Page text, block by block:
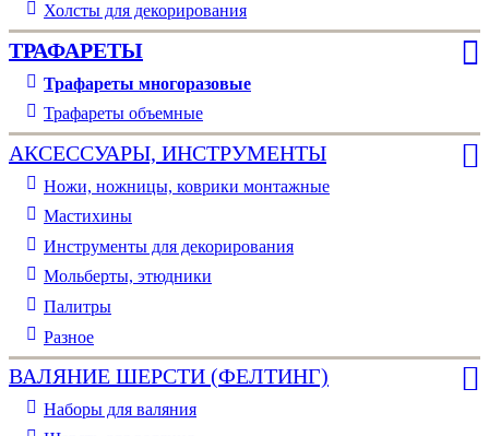
Холсты для декорирования
ТРАФАРЕТЫ
Трафареты многоразовые
Трафареты объемные
АКСЕССУАРЫ, ИНСТРУМЕНТЫ
Ножи, ножницы, коврики монтажные
Мастихины
Инструменты для декорирования
Мольберты, этюдники
Палитры
Разное
ВАЛЯНИЕ ШЕРСТИ (ФЕЛТИНГ)
Наборы для валяния